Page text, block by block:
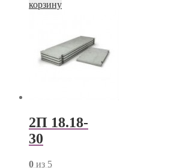
корзину
2П 18.18-
30
0 из 5